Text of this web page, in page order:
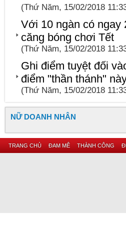
(Thứ Năm, 15/02/2018
Với 10 ngàn có ngay
căng bóng chơi Tết
(Thứ Năm, 15/02/2018
Ghi điểm tuyệt đối
điểm "thần thánh"
(Thứ Năm, 15/02/2018
NỮ DOANH NHÂN
TRANG CHỦ ĐAM MÊ THÀNH CÔNG